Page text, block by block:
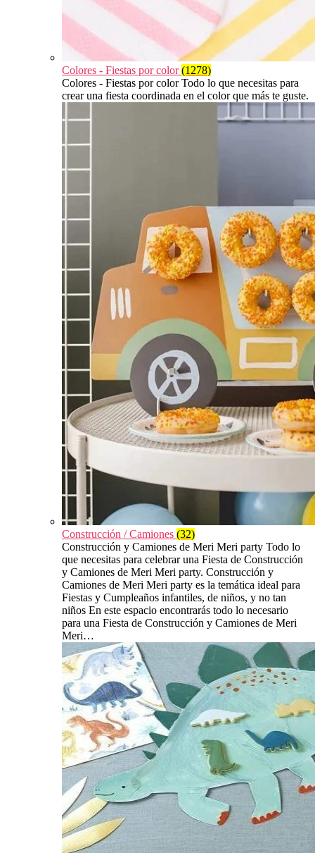
Colores - Fiestas por color(1278)
Colores - Fiestas por color Todo lo que necesitas para
crear una fiesta coordinada en el color que más te guste.
Construcción / Camiones (32)
Construcción y Camiones de Meri Meri party Todo lo
que necesitas para celebrar una Fiesta de Construcción
y Camiones de Meri Meri party. Construcción y
Camiones de Meri Meri party es la temática ideal para
Fiestas y Cumpleaños infantiles, de niños, y no tan
niños En este espacio encontrarás todo lo necesario
para una Fiesta de Construcción y Camiones de Meri
Meri…